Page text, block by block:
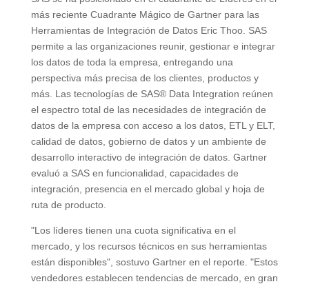
más reciente Cuadrante Mágico de Gartner para las
Herramientas de Integración de Datos Eric Thoo. SAS
permite a las organizaciones reunir, gestionar e integrar
los datos de toda la empresa, entregando una
perspectiva más precisa de los clientes, productos y
más. Las tecnologías de SAS® Data Integration reúnen
el espectro total de las necesidades de integración de
datos de la empresa con acceso a los datos, ETL y ELT,
calidad de datos, gobierno de datos y un ambiente de
desarrollo interactivo de integración de datos. Gartner
evaluó a SAS en funcionalidad, capacidades de
integración, presencia en el mercado global y hoja de
ruta de producto.
"Los líderes tienen una cuota significativa en el
mercado, y los recursos técnicos en sus herramientas
están disponibles", sostuvo Gartner en el reporte. "Estos
vendedores establecen tendencias de mercado, en gran